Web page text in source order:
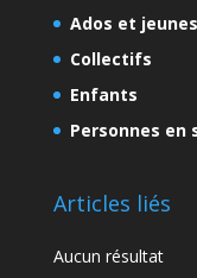
Ados et
Collectifs
Enfants
Personnes en
Articles liés
Aucun résultat